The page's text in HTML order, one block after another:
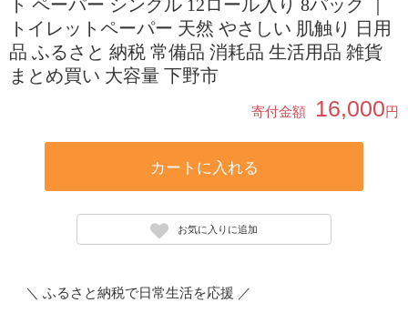
ト ペーパー シングル 12ロール入り 8パック ｜
トイレットペーパー 天然 やさしい 肌触り 日用
品 ふるさと 納税 常備品 消耗品 生活用品 雑貨
まとめ買い 大容量 下野市
寄付金額 16,000円
カートに入れる
お気に入りに追加
＼ ふるさと納税で日常生活を応援 ／